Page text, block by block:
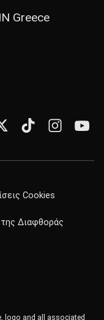
Greece
Cookies
της Διαφθοράς
logo and all associated